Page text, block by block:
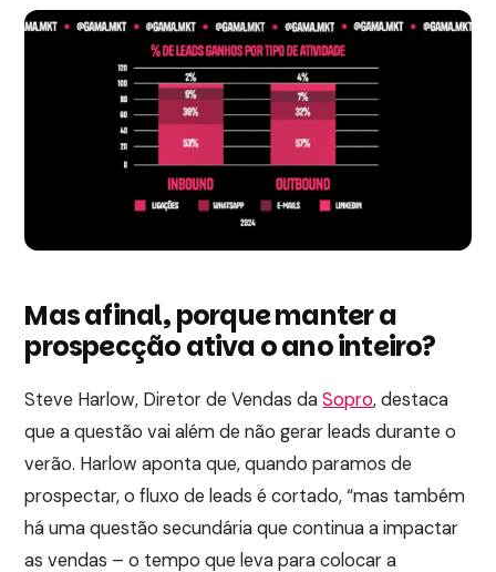
Mas afinal, porque manter a
prospecção ativa o ano inteiro?
Steve Harlow, Diretor de Vendas daSopro, destaca
que a questão vai além de não gerar leads durante o
verão. Harlow aponta que, quando paramos de
prospectar, o fluxo de leads é cortado, “mas também
há uma questão secundária que continua a impactar
as vendas – o tempo que leva para colocar a